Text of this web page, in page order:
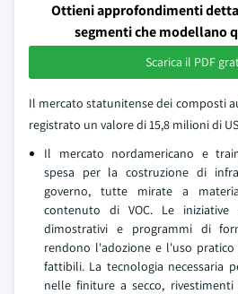
Ottieni approfondimenti
segmenti che modellano
Scarica il PDF
Il mercato statunitense dei composti
registrato un valore di 15,8 milioni di
Il mercato nordamericano e
spesa per la costruzione di
governo, tutte mirate a
contenuto di VOC. Le
dimostrativi e programmi di
rendono l'adozione e l'uso
fattibili. La tecnologia necessaria
nelle finiture a secco,